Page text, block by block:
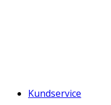
Kundservice